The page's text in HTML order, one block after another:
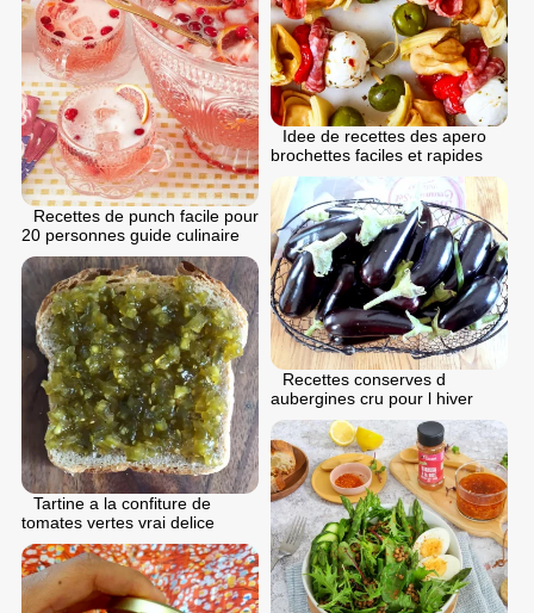
Idee de recettes des apero
brochettes faciles et rapides
Recettes de punch facile pour
20 personnes guide culinaire
Recettes conserves d
aubergines cru pour l hiver
Tartine a la confiture de
tomates vertes vrai delice